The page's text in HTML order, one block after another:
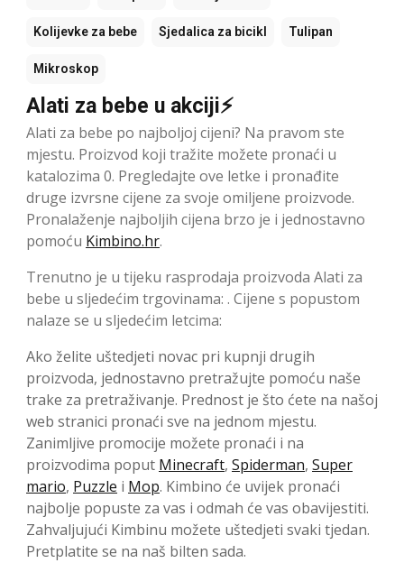
Kolijevke za bebe Sjedalica za bicikl Tulipan
Mikroskop
Alati za bebe u akciji⚡
Alati za bebe po najboljoj cijeni? Na pravom ste
mjestu. Proizvod koji tražite možete pronaći u
katalozima 0. Pregledajte ove letke i pronađite
druge izvrsne cijene za svoje omiljene proizvode.
Pronalaženje najboljih cijena brzo je i jednostavno
pomoću Kimbino.hr.
Trenutno je u tijeku rasprodaja proizvoda Alati za
bebe u sljedećim trgovinama: . Cijene s popustom
nalaze se u sljedećim letcima:
Ako želite uštedjeti novac pri kupnji drugih
proizvoda, jednostavno pretražujte pomoću naše
trake za pretraživanje. Prednost je što ćete na našoj
web stranici pronaći sve na jednom mjestu.
Zanimljive promocije možete pronaći i na
proizvodima poput Minecraft, Spiderman, Super
mario, Puzzle i Mop. Kimbino će uvijek pronaći
najbolje popuste za vas i odmah će vas obavijestiti.
Zahvaljujući Kimbinu možete uštedjeti svaki tjedan.
Pretplatite se na naš bilten sada.